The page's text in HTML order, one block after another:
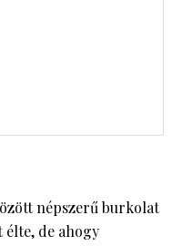
népszerű burkolat
élte, de ahogy